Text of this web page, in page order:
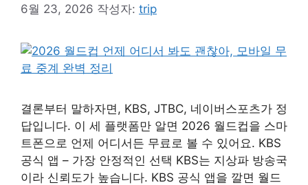
6월 23, 2026 작성자: trip
결론부터 말하자면, KBS, JTBC, 네이버스포츠가 정
답입니다. 이 세 플랫폼만 알면 2026 월드컵을 스마
트폰으로 언제 어디서든 무료로 볼 수 있어요. KBS
공식 앱 – 가장 안정적인 선택 KBS는 지상파 방송국
이라 신뢰도가 높습니다. KBS 공식 앱을 깔면 월드